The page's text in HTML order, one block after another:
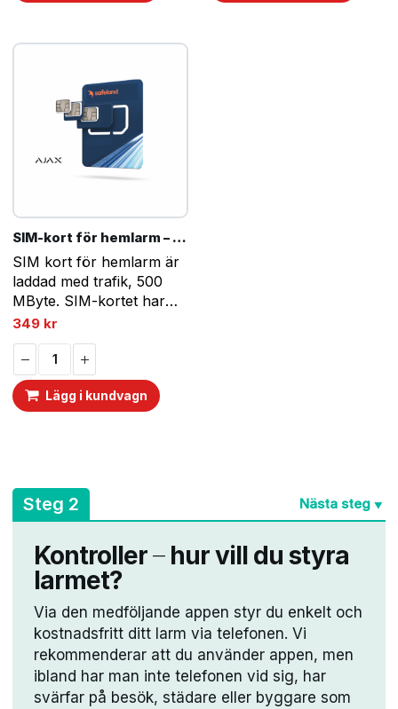
SIM-kort för hemlarm – prepaid 10 år
SIM kort för hemlarm är
laddad med trafik, 500
MByte. SIM-kortet har
stöd för samtliga svenska
mobilnät och de flesta
utomlands. Till skillnad
från många andra
kontantkort så ingår
349 kr
Lägg i kundvagn
Steg 2 Nästa steg ▼
Kontroller–hur vill du styra
larmet?
Via den medföljande appen styr du enkelt och
kostnadsfritt ditt larm via telefonen. Vi
rekommenderar att du använder appen, men
ibland har man inte telefonen vid sig, har
svärfar på besök, städare eller byggare som